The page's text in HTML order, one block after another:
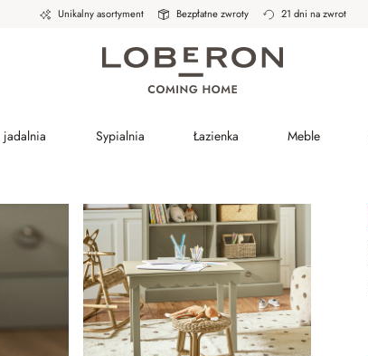
Unikalny asortyment Bezpłatne zwroty 21 dni na zwrot
jadalnia Sypialnia Łazienka Meble